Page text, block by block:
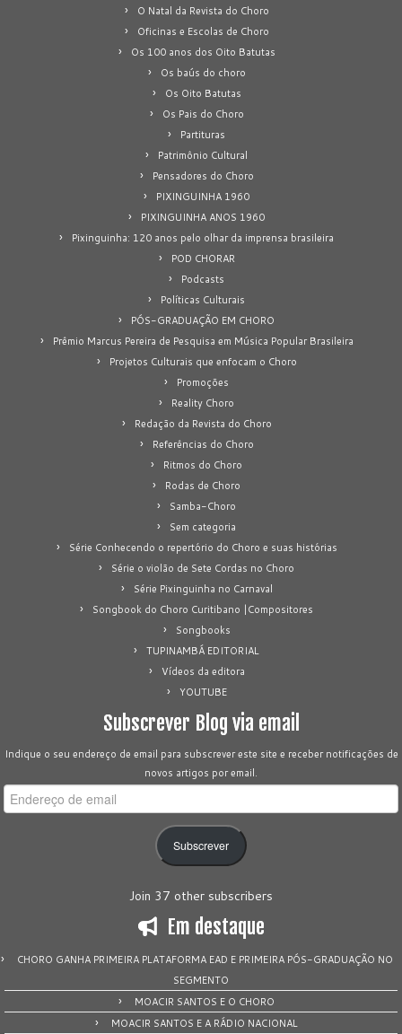
O Natal da Revista do Choro
Oficinas e Escolas de Choro
Os 100 anos dos Oito Batutas
Os baús do choro
Os Oito Batutas
Os Pais do Choro
Partituras
Patrimônio Cultural
Pensadores do Choro
PIXINGUINHA 1960
PIXINGUINHA ANOS 1960
Pixinguinha: 120 anos pelo olhar da imprensa brasileira
POD CHORAR
Podcasts
Políticas Culturais
PÓS-GRADUAÇÃO EM CHORO
Prêmio Marcus Pereira de Pesquisa em Música Popular Brasileira
Projetos Culturais que enfocam o Choro
Promoções
Reality Choro
Redação da Revista do Choro
Referências do Choro
Ritmos do Choro
Rodas de Choro
Samba-Choro
Sem categoria
Série Conhecendo o repertório do Choro e suas histórias
Série o violão de Sete Cordas no Choro
Série Pixinguinha no Carnaval
Songbook do Choro Curitibano |Compositores
Songbooks
TUPINAMBÁ EDITORIAL
Vídeos da editora
YOUTUBE
Subscrever Blog via email
Indique o seu endereço de email para subscrever este site e receber notificações de
novos artigos por email.
Endereço
de
Subscrever
Join 37 other subscribers
Em destaque
CHORO GANHA PRIMEIRA PLATAFORMA EAD E PRIMEIRA PÓS-GRADUAÇÃO NO
SEGMENTO
MOACIR SANTOS E O CHORO
MOACIR SANTOS E A RÁDIO NACIONAL